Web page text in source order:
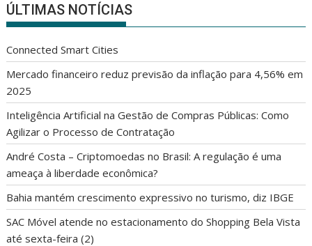
ÚLTIMAS NOTÍCIAS
Connected Smart Cities
Mercado financeiro reduz previsão da inflação para 4,56% em
2025
Inteligência Artificial na Gestão de Compras Públicas: Como
Agilizar o Processo de Contratação
André Costa – Criptomoedas no Brasil: A regulação é uma
ameaça à liberdade econômica?
Bahia mantém crescimento expressivo no turismo, diz IBGE
SAC Móvel atende no estacionamento do Shopping Bela Vista
até sexta-feira (2)